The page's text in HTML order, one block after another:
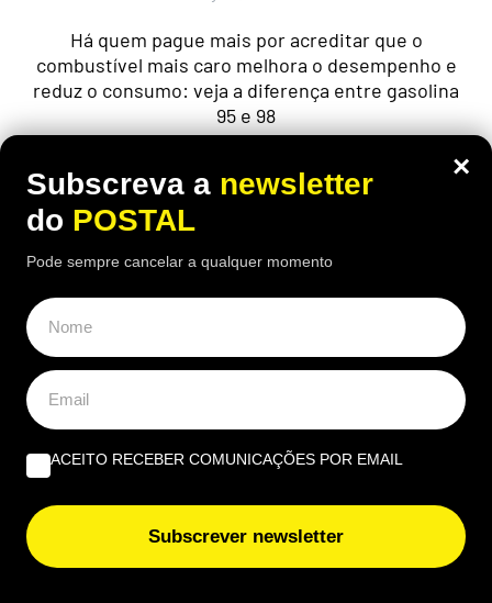
Há quem pague mais por acreditar que o
combustível mais caro melhora o desempenho e
reduz o consumo: veja a diferença entre gasolina
95 e 98
“No meu tempo ganhava 150€ mas
×
Subscreva a newsletter
do POSTAL
Pode sempre cancelar a qualquer momento
ACEITO RECEBER COMUNICAÇÕES POR EMAIL
Subscrever newsletter